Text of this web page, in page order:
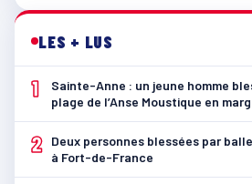
LES + LUS
1
Sainte-Anne : un jeune homme
plage de l’Anse Moustique en
2
Deux personnes blessées par
à Fort-de-France